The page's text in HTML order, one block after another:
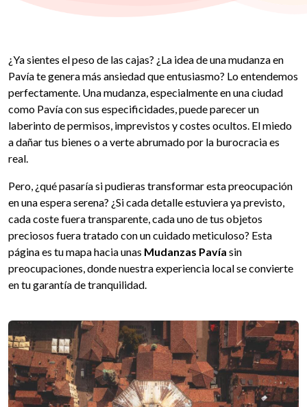
¿Ya sientes el peso de las cajas? ¿La idea de una mudanza en
Pavía te genera más ansiedad que entusiasmo? Lo entendemos
perfectamente. Una mudanza, especialmente en una ciudad
como Pavía con sus especificidades, puede parecer un
laberinto de permisos, imprevistos y costes ocultos. El miedo
a dañar tus bienes o a verte abrumado por la burocracia es
real.
Pero, ¿qué pasaría si pudieras transformar esta preocupación
en una espera serena? ¿Si cada detalle estuviera ya previsto,
cada coste fuera transparente, cada uno de tus objetos
preciosos fuera tratado con un cuidado meticuloso? Esta
página es tu mapa hacia unas Mudanzas Pavía sin
preocupaciones, donde nuestra experiencia local se convierte
en tu garantía de tranquilidad.